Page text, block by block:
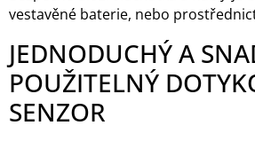
vestavěné baterie, nebo
JEDNODUCHÝ A
POUŽITELNÝ
SENZOR